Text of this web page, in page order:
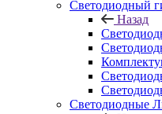
Светодиодный
Назад
Светодиодные